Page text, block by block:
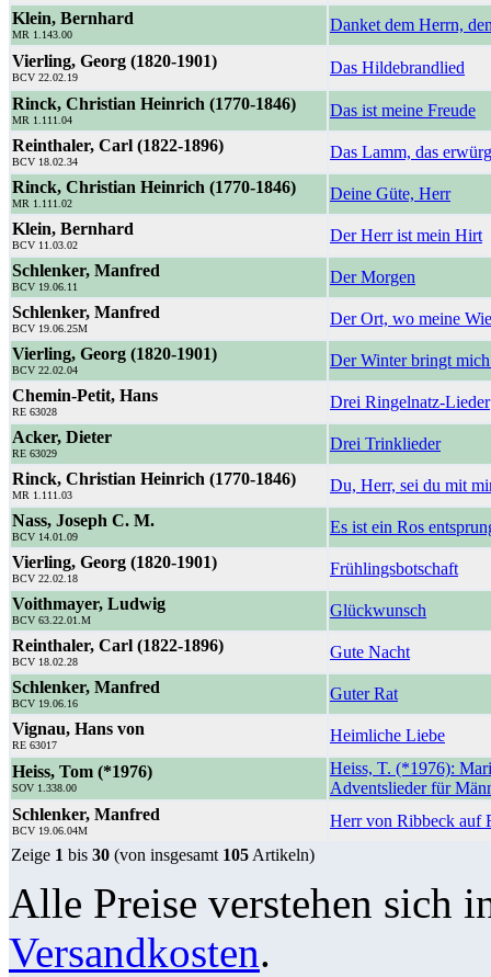
Klein, Bernhard
MR 1.143.00
Danket dem Herrn,
Vierling, Georg (1820-1901)
BCV 22.02.19
Das Hildebrandlied
Rinck, Christian Heinrich (1770-1846)
MR 1.111.04
Das ist meine Freude
Reinthaler, Carl (1822-1896)
BCV 18.02.34
Das Lamm, das
Rinck, Christian Heinrich (1770-1846)
MR 1.111.02
Deine Güte, Herr
Klein, Bernhard
BCV 11.03.02
Der Herr ist mein Hirt
Schlenker, Manfred
BCV 19.06.11
Der Morgen
Schlenker, Manfred
BCV 19.06.25M
Der Ort, wo meine
Vierling, Georg (1820-1901)
BCV 22.02.04
Der Winter bringt
Chemin-Petit, Hans
RE 63028
Drei Ringelnatz-Lieder
Acker, Dieter
RE 63029
Drei Trinklieder
Rinck, Christian Heinrich (1770-1846)
MR 1.111.03
Du, Herr, sei du mit
Nass, Joseph C. M.
BCV 14.01.09
Es ist ein Ros
Vierling, Georg (1820-1901)
BCV 22.02.18
Frühlingsbotschaft
Voithmayer, Ludwig
BCV 63.22.01.M
Glückwunsch
Reinthaler, Carl (1822-1896)
BCV 18.02.28
Gute Nacht
Schlenker, Manfred
BCV 19.06.16
Guter Rat
Vignau, Hans von
RE 63017
Heimliche Liebe
Heiss, Tom (*1976)
SOV 1.338.00
Heiss, T. (*1976):
Adventslieder für
Schlenker, Manfred
BCV 19.06.04M
Herr von Ribbeck auf
Zeige 1 bis 30 (von insgesamt 105 Artikeln)
Alle Preise verstehen sich
Versandkosten.